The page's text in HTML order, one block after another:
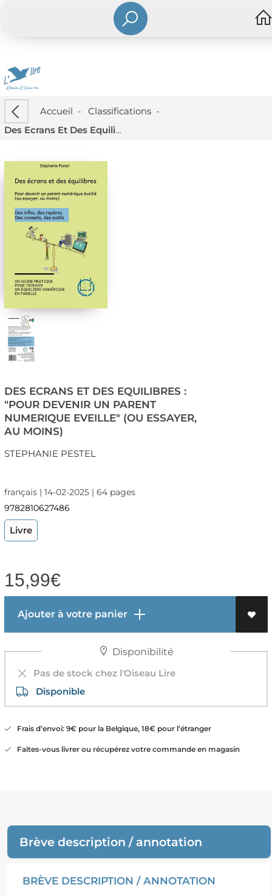
Accueil - Classifications-
Des Ecrans Et Des Equilibres : "pour Devenir Un Parent Numerique Eveille" (ou Essayer, Au Moins)
DES ECRANS ET DES EQUILIBRES :
"POUR DEVENIR UN PARENT
NUMERIQUE EVEILLE" (OU ESSAYER,
AU MOINS)
STEPHANIE PESTEL
français | 14-02-2025 | 64 pages
9782810627486
Livre
15,99€
Ajouter à votre panier
Disponibilité
Pas de stock chez l'Oiseau Lire
Disponible
Frais d’envoi: 9€ pour la Belgique, 18€ pour l’étranger
Faites-vous livrer ou récupérez votre commande en magasin
Brève description / annotation
BRÈVE DESCRIPTION / ANNOTATION